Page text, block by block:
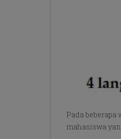
Pada
mahasiswa